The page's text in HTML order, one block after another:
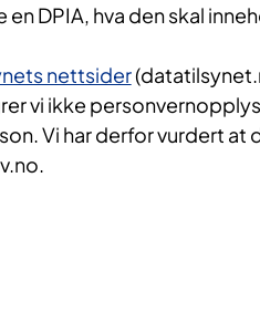
DPIA, hva den skal
nettsider
vi ikke
Vi har derfor vurdert at